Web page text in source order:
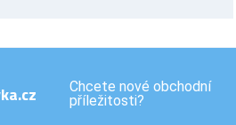
Chcete nové obchodní
příležitosti?